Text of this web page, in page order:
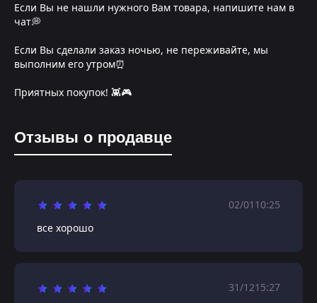
Если Вы не нашли нужного Вам товара, напишите нам в
чат💭
Если Вы сделали заказ ночью, не переживайте, мы
выполним его утром⏰
Приятных покупок! 👾🎮
Отзывы о продавце
02/01 10:25
все хорошо
31/1215:27